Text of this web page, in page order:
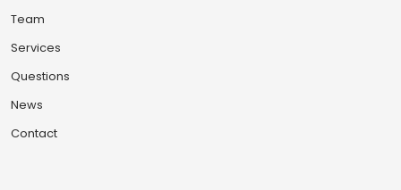
Team
Services
Questions
News
Contact